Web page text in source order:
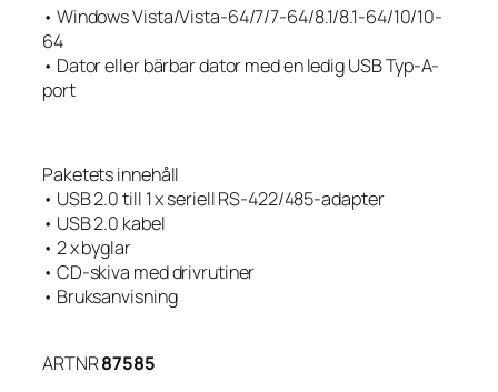
• Windows Vista/Vista-64/7/7-64/8.1/8.1-64/10/10-
64
• Dator eller bärbar dator med en ledig USB Typ-A-
port
Paketets innehåll
• USB 2.0 till 1 x seriell RS-422/485-adapter
• USB 2.0 kabel
• 2 x byglar
• CD-skiva med drivrutiner
• Bruksanvisning
ARTNR87585